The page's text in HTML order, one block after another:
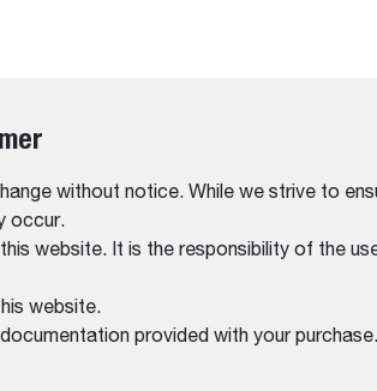
without notice. While we strive to
occur.
website. It is the responsibility of the
website.
provided with your purchase.